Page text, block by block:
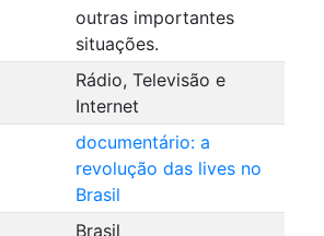
outras importantes
situações.
Rádio, Televisão e
Internet
documentário: a
revolução das lives no
Brasil
Brasil